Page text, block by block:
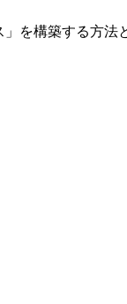
を構築する方法